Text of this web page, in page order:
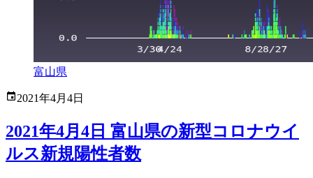
富山県
2021年4月4日
2021年4月4日 富山県の新型コロナウイ
ルス新規陽性者数